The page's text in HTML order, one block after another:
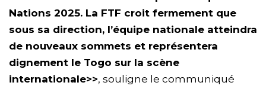
Nations 2025. La FTF croit fermement que
sous sa direction, l’équipe nationale atteindra
de nouveaux sommets et représentera
dignement le Togo sur la scène
internationale>>, souligne le communiqué